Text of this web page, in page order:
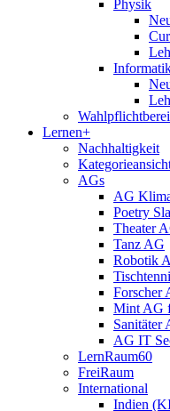
Physik
Lernen+
Nachhaltigkeit
AGs
AG
Poetry
Theater
Tanz AG
Robotik
Forscher
Mint AG
Sanitäter
AG IT
LernRaum60
FreiRaum
International
Indien